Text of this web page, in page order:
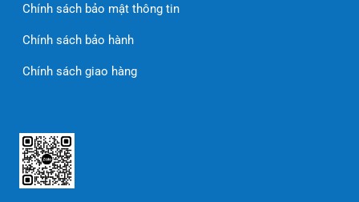
Chính sách bảo mật thông tin
Chính sách bảo hành
Chính sách giao hàng